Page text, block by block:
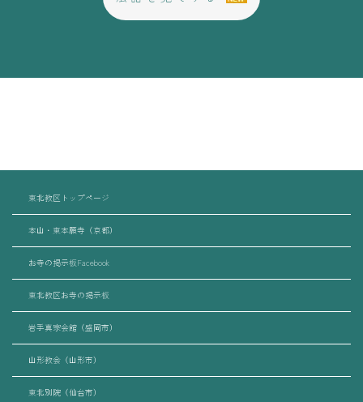
東北教区トップページ
本山・東本願寺（京都）
お寺の掲示板Facebook
東北教区お寺の掲示板
岩手真宗会館（盛岡市）
山形教会（山形市）
東北別院（仙台市）